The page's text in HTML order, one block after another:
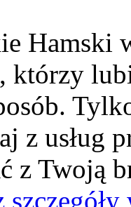
Hamski
którzy
z usług
z Twoją